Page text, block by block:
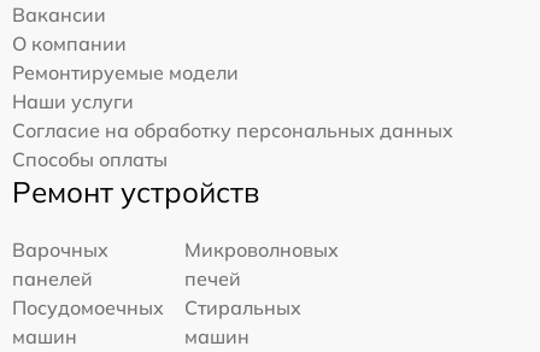
Вакансии
О компании
Ремонтируемые модели
Наши услуги
Согласие на обработку персональных данных
Способы оплаты
Ремонт устройств
Варочных
панелей
Микроволновых
печей
Посудомоечных
машин
Стиральных
машин